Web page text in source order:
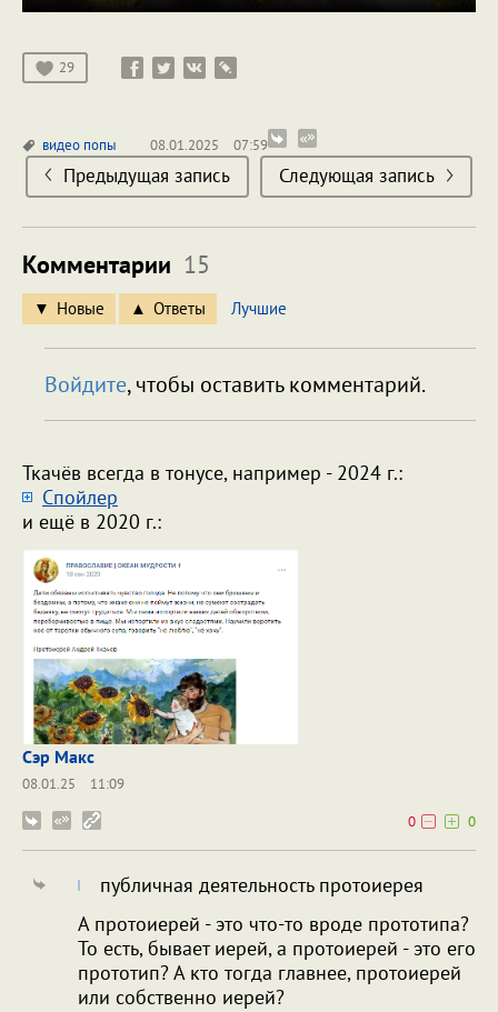
29
видео попы 08.01.2025 07:59
Предыдущая запись Следующая запись
Комментарии 15
Новые Ответы Лучшие
Войдите, чтобы оставить комментарий.
Ткачёв всегда в тонусе, например - 2024 г.:
Cпойлер
и ещё в 2020 г.:
Сэр Макс
08.01.25
11:09
0
0
публичная деятельность протоиерея
А протоиерей - это что-то вроде прототипа?
То есть, бывает иерей, а протоиерей - это его
прототип? А кто тогда главнее, протоиерей
или собственно иерей?